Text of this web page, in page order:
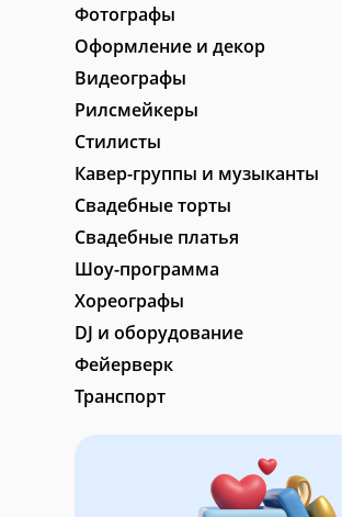
Фотографы
Оформление и декор
Видеографы
Рилсмейкеры
Стилисты
Кавер-группы и музыканты
Свадебные торты
Свадебные платья
Шоу-программа
Хореографы
DJ и оборудование
Фейерверк
Транспорт
Банкетная служба